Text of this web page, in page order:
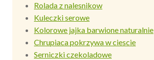
Rolada z nalesnikow
Kuleczki serowe
Kolorowe jajka barwione naturalnie
Chrupiaca pokrzywa w ciescie
Serniczki czekoladowe